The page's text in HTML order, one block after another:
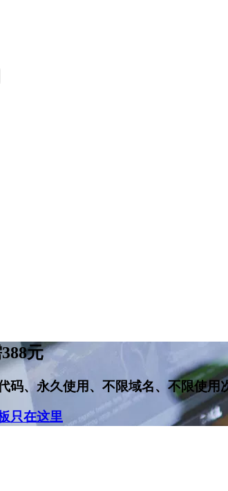
元
码、永久使用、不限域名、不限使用
只在这里